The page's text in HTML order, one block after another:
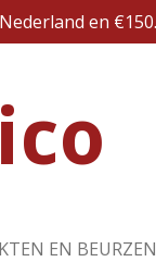
en
EN BEURZEN